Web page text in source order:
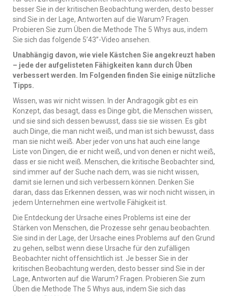
besser Sie in der kritischen Beobachtung werden, desto besser
sind Sie in der Lage, Antworten auf die Warum? Fragen.
Probieren Sie zum Üben die Methode The 5 Whys aus, indem
Sie sich das folgende 5’43”-Video ansehen.
Unabhängig davon, wie viele Kästchen Sie angekreuzt haben
– jede der aufgelisteten Fähigkeiten kann durch Üben
verbessert werden. Im Folgenden finden Sie einige nützliche
Tipps.
Wissen, was wir nicht wissen. In der Andragogik gibt es ein
Konzept, das besagt, dass es Dinge gibt, die Menschen wissen,
und sie sind sich dessen bewusst, dass sie sie wissen. Es gibt
auch Dinge, die man nicht weiß, und man ist sich bewusst, dass
man sie nicht weiß. Aber jeder von uns hat auch eine lange
Liste von Dingen, die er nicht weiß, und von denen er nicht weiß,
dass er sie nicht weiß. Menschen, die kritische Beobachter sind,
sind immer auf der Suche nach dem, was sie nicht wissen,
damit sie lernen und sich verbessern können. Denken Sie
daran, dass das Erkennen dessen, was wir noch nicht wissen, in
jedem Unternehmen eine wertvolle Fähigkeit ist.
Die Entdeckung der Ursache eines Problems ist eine der
Stärken von Menschen, die Prozesse sehr genau beobachten.
Sie sind in der Lage, der Ursache eines Problems auf den Grund
zu gehen, selbst wenn diese Ursache für den zufälligen
Beobachter nicht offensichtlich ist. Je besser Sie in der
kritischen Beobachtung werden, desto besser sind Sie in der
Lage, Antworten auf die Warum? Fragen. Probieren Sie zum
Üben die Methode The 5 Whys aus, indem Sie sich das